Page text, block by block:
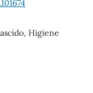
Higiene